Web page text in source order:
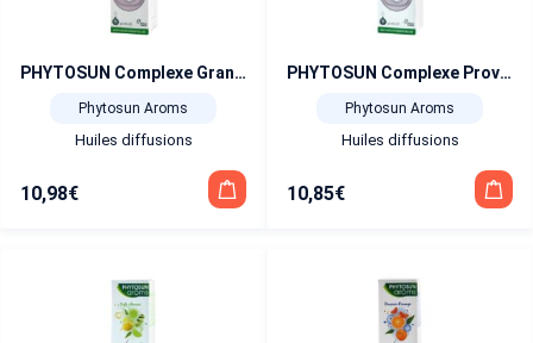
PHYTOSUN Complexe Grand Air pour Diffuseur 30 ml
Phytosun Aroms
Huiles diffusions
10,98€
PHYTOSUN Complexe Provençal pour Diffuseur 30 ml
Phytosun Aroms
Huiles diffusions
10,85€